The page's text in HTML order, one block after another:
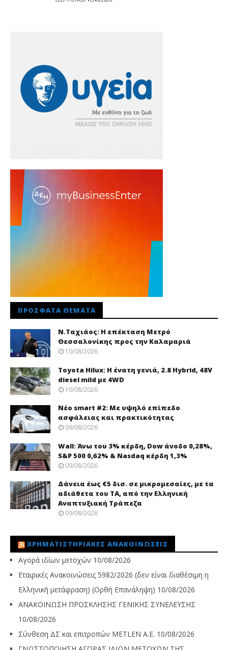
ΠΡΌΣΦΑΤΑ ΘΈΜΑΤΑ
Ν.Ταχιάος: Η επέκταση Μετρό
Θεσσαλονίκης προς την Καλαμαριά
10/08/2026
Toyota Hilux: Η ένατη γενιά, 2.8 Hybrid, 48V
diesel mild με 4WD
10/08/2026
Νέo smart #2: Με υψηλό επίπεδο
ασφάλειας και πρακτικότητας
09/08/2026
Wall: Άνω του 3% κέρδη, Dow άνοδο 0,28%,
S&P 500 0,62% & Nasdaq κέρδη 1,3%
09/08/2026
Δάνεια έως €5 δισ. σε μικρομεσαίες, με τα
αδιάθετα του ΤΑ, από την Ελληνική
Αναπτυξιακή Τράπεζα
09/08/2026
ΧΡΗΜΑΤΙΣΤΗΡΙΑΚΈΣ ΑΝΑΚΟΙΝΏΣΕΙΣ
Αγορά ιδίων μετοχών 10/08/2026
Εταιρικές Ανακοινώσεις 5982/2026 (δεν είναι διαθέσιμη η
Ελληνική μετάφραση) (Ορθή Επανάληψη) 10/08/2026
ΑΝΑΚΟΙΝΩΣΗ ΠΡΟΣΚΛΗΣΗΣ ΓΕΝΙΚΗΣ ΣΥΝΕΛΕΥΣΗΣ
10/08/2026
Σύνθεση ΔΣ και επιτροπών METLEN A.E. 10/08/2026